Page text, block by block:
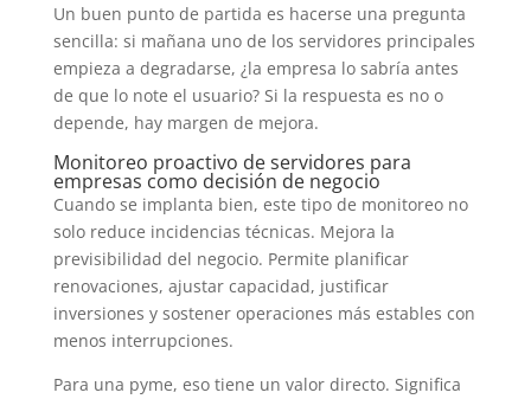
Un buen punto de partida es hacerse una pregunta
sencilla: si mañana uno de los servidores principales
empieza a degradarse, ¿la empresa lo sabría antes
de que lo note el usuario? Si la respuesta es no o
depende, hay margen de mejora.
Monitoreo proactivo de servidores para
empresas como decisión de negocio
Cuando se implanta bien, este tipo de monitoreo no
solo reduce incidencias técnicas. Mejora la
previsibilidad del negocio. Permite planificar
renovaciones, ajustar capacidad, justificar
inversiones y sostener operaciones más estables con
menos interrupciones.
Para una pyme, eso tiene un valor directo. Significa